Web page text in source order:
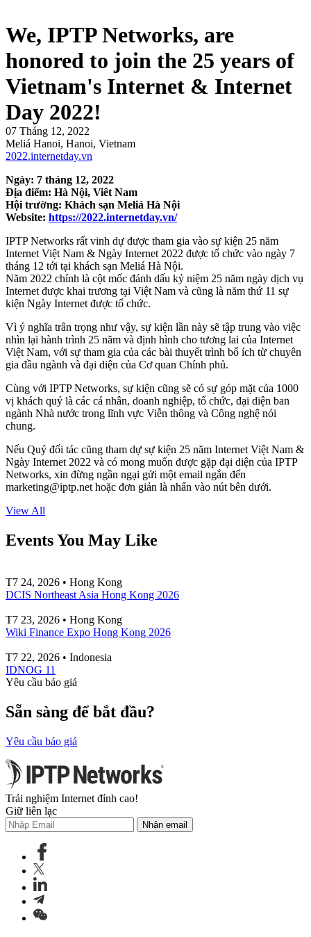
We, IPTP Networks, are
honored to join the 25 years of
Vietnam's Internet & Internet
Day 2022!
07 Tháng 12, 2022
Meliá Hanoi, Hanoi, Vietnam
2022.internetday.vn
Ngày: 7 tháng 12, 2022
Địa điểm: Hà Nội, Viêt Nam
Hội trường: Khách sạn Meliá Hà Nội
Website: https://2022.internetday.vn/
IPTP Networks rất vinh dự được tham gia vào sự kiện 25 năm
Internet Việt Nam & Ngày Internet 2022 được tổ chức vào ngày 7
tháng 12 tới tại khách sạn Meliá Hà Nội.
Năm 2022 chính là cột mốc đánh dấu kỷ niệm 25 năm ngày dịch vụ
Internet được khai trương tại Việt Nam và cũng là năm thứ 11 sự
kiện Ngày Internet được tổ chức.
Vì ý nghĩa trân trọng như vậy, sự kiện lần này sẽ tập trung vào việc
nhìn lại hành trình 25 năm và định hình cho tương lai của Internet
Việt Nam, với sự tham gia của các bài thuyết trình bổ ích từ chuyên
gia đầu ngành và đại diện của Cơ quan Chính phủ.
Cùng với IPTP Networks, sự kiện cũng sẽ có sự góp mặt của 1000
vị khách quý là các cá nhân, doanh nghiệp, tổ chức, đại diện ban
ngành Nhà nước trong lĩnh vực Viễn thông và Công nghệ nói
chung.
Nếu Quý đối tác cũng tham dự sự kiện 25 năm Internet Việt Nam &
Ngày Internet 2022 và có mong muốn được gặp đại diện của IPTP
Networks, xin đừng ngần ngại gửi một email ngắn đến
marketing
iptp.net hoặc đơn giản là nhấn vào nút bên dưới.
View All
Events You May Like
T7 24, 2026 • Hong Kong
DCIS Northeast Asia Hong Kong 2026
T7 23, 2026 • Hong Kong
Wiki Finance Expo Hong Kong 2026
T7 22, 2026 • Indonesia
IDNOG 11
Yêu cầu báo giá
Sẵn sàng để bắt đầu?
Yêu cầu báo giá
Trải nghiệm Internet đỉnh cao!
Giữ liên lạc
Nhận email